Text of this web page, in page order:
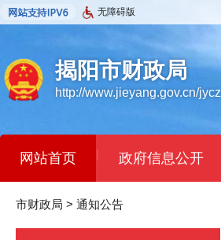
无障碍版
揭阳市财政局
http://www.jieyang.gov.cn/jycz
网站首页 | 政府信息公开
市财政局 > 通知公告